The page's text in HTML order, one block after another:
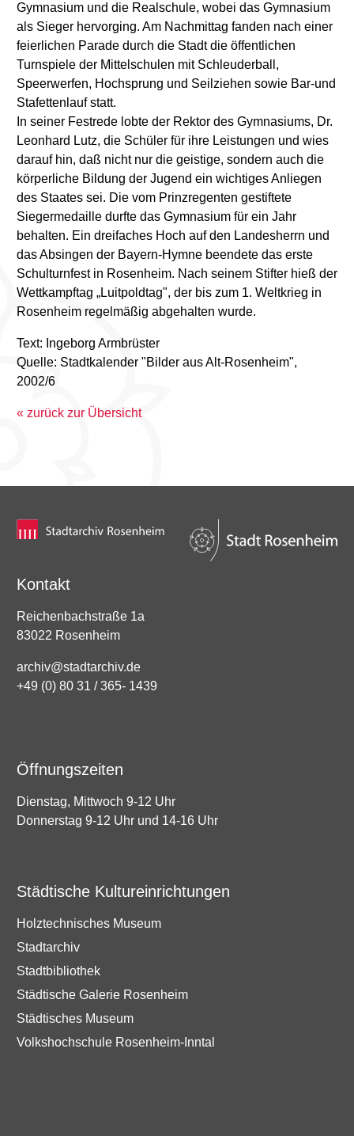
Gymnasium und die Realschule, wobei das Gymnasium
als Sieger hervorging. Am Nachmittag fanden nach einer
feierlichen Parade durch die Stadt die öffentlichen
Turnspiele der Mittelschulen mit Schleuderball,
Speerwerfen, Hochsprung und Seilziehen sowie Bar-und
Stafettenlauf statt.
In seiner Festrede lobte der Rektor des Gymnasiums, Dr.
Leonhard Lutz, die Schüler für ihre Leistungen und wies
darauf hin, daß nicht nur die geistige, sondern auch die
körperliche Bildung der Jugend ein wichtiges Anliegen
des Staates sei. Die vom Prinzregenten gestiftete
Siegermedaille durfte das Gymnasium für ein Jahr
behalten. Ein dreifaches Hoch auf den Landesherrn und
das Absingen der Bayern-Hymne beendete das erste
Schulturnfest in Rosenheim. Nach seinem Stifter hieß der
Wettkampftag „Luitpoldtag", der bis zum 1. Weltkrieg in
Rosenheim regelmäßig abgehalten wurde.
Text: Ingeborg Armbrüster
Quelle: Stadtkalender "Bilder aus Alt-Rosenheim",
2002/6
« zurück zur Übersicht
Kontakt
Reichenbachstraße 1a
83022 Rosenheim
archiv@stadtarchiv.de
+49 (0) 80 31 / 365- 1439
Öffnungszeiten
Dienstag, Mittwoch 9-12 Uhr
Donnerstag 9-12 Uhr und 14-16 Uhr
Städtische Kultureinrichtungen
Holztechnisches Museum
Stadtarchiv
Stadtbibliothek
Städtische Galerie Rosenheim
Städtisches Museum
Volkshochschule Rosenheim-Inntal